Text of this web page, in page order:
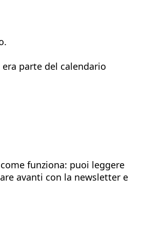
parte del calendario
funziona: puoi leggere
avanti con la newsletter e